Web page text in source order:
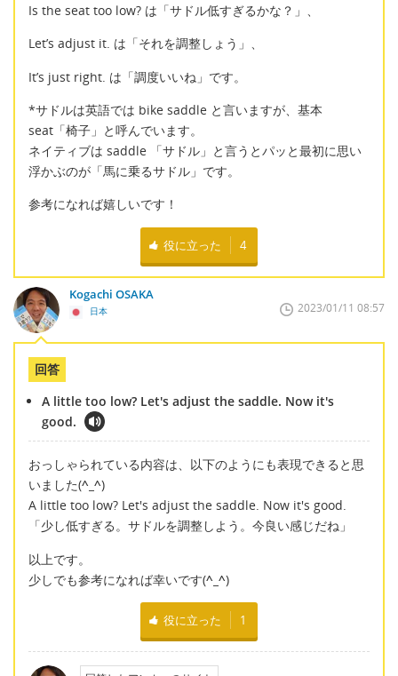
Is the seat too low? は「サドル低すぎるかな？」、
Let’s adjust it. は「それを調整しょう」、
It’s just right. は「調度いいね」です。
*サドルは英語では bike saddle と言いますが、基本
seat「椅子」と呼んでいます。
ネイティブは saddle 「サドル」と言うとパッと最初に思い
浮かぶのが「馬に乗るサドル」です。
参考になれば嬉しいです！
役に立った 4
Kogachi OSAKA
日本 2023/01/11 08:57
回答
A little too low? Let's adjust the saddle. Now it's
good.
おっしゃられている内容は、以下のようにも表現できると思
いました(^_^)
A little too low? Let's adjust the saddle. Now it's good.
「少し低すぎる。サドルを調整しよう。今良い感じだね」
以上です。
少しでも参考になれば幸いです(^_^)
役に立った 1